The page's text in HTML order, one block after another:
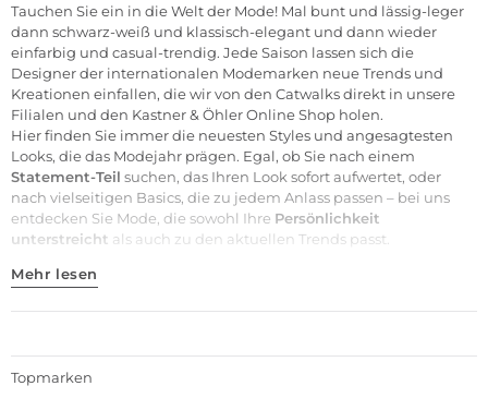
Tauchen Sie ein in die Welt der Mode! Mal bunt und lässig-leger
dann schwarz-weiß und klassisch-elegant und dann wieder
einfarbig und casual-trendig. Jede Saison lassen sich die
Designer der internationalen Modemarken neue Trends und
Kreationen einfallen, die wir von den Catwalks direkt in unsere
Filialen und den Kastner & Öhler Online Shop holen.
Hier finden Sie immer die neuesten Styles und angesagtesten
Looks, die das Modejahr prägen. Egal, ob Sie nach einem
Statement-Teil suchen, das Ihren Look sofort aufwertet, oder
nach vielseitigen Basics, die zu jedem Anlass passen – bei uns
entdecken Sie Mode, die sowohl Ihre Persönlichkeit
unterstreicht als auch zu den aktuellen Trends passt.
Mehr lesen
Topmarken